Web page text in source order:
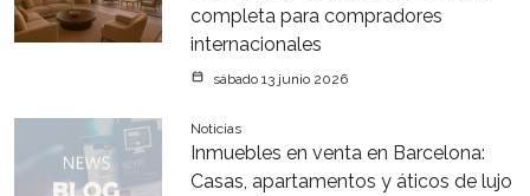
completa para compradores
internacionales
sábado 13 junio 2026
Noticias
Inmuebles en venta en Barcelona:
Casas, apartamentos y áticos de lujo